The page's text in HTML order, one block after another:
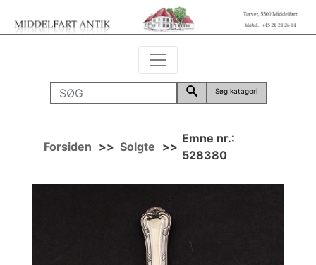
Søg katagori
Forsiden >> Solgte >>
Emne nr.:
528380